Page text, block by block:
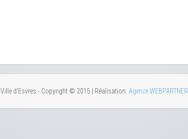
Ville d'Esvres - Copyright © 2015 | Réalisation: Agence WEBPARTNER